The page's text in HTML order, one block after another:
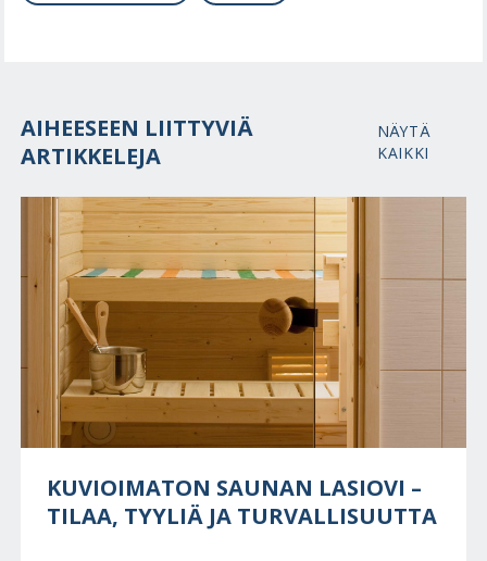
AIHEESEEN LIITTYVIÄ
ARTIKKELEJA
NÄYTÄ
KAIKKI
KUVIOIMATON SAUNAN LASIOVI –
TILAA, TYYLIÄ JA TURVALLISUUTTA